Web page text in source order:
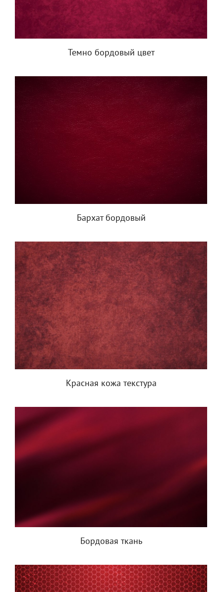
Темно бордовый цвет
Бархат бордовый
Красная кожа текстура
Бордовая ткань